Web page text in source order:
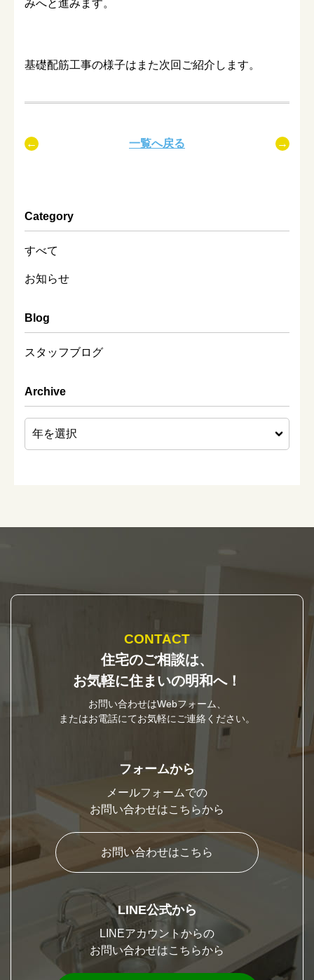
みへと進みます。
基礎配筋工事の様子はまた次回ご紹介します。
一覧へ戻る
Category
すべて
お知らせ
Blog
スタッフブログ
Archive
CONTACT
住宅のご相談は、
お気軽に住まいの明和へ！
お問い合わせはWebフォーム、
またはお電話にてお気軽にご連絡ください。
フォームから
メールフォームでの
お問い合わせはこちらから
お問い合わせはこちら
LINE公式から
LINEアカウントからの
お問い合わせはこちらから